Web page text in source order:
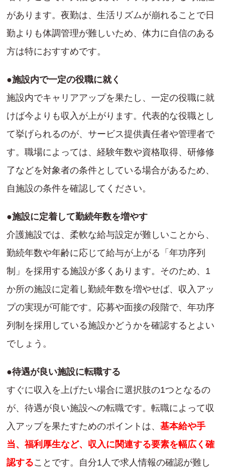
があります。夜勤は、生活リズムが崩れることで日
勤よりも体調管理が難しいため、体力に自信のある
方は特におすすめです。
●施設内で一定の役職に就く
施設内でキャリアアップを果たし、一定の役職に就
けば今よりも収入が上がります。代表的な役職とし
て挙げられるのが、サービス提供責任者や管理者で
す。職場によっては、経験年数や資格取得、研修修
了などを対象者の条件としている場合があるため、
自施設の条件を確認してください。
●施設に定着して勤続年数を増やす
介護施設では、柔軟な給与設定が難しいことから、
勤続年数や年齢に応じて給与が上がる「年功序列
制」を採用する施設が多くあります。そのため、1
か所の施設に定着し勤続年数を増やせば、収入アッ
プの実現が可能です。応募や面接の段階で、年功序
列制を採用している施設かどうかを確認するとよい
でしょう。
●待遇が良い施設に転職する
すぐに収入を上げたい場合に選択肢の1つとなるの
が、待遇が良い施設への転職です。転職によって収
入アップを果たすためのポイントは、 基本給や手
当、福利厚生など、収入に関連する要素を幅広く確
認することです。自分1人で求人情報の確認が難し